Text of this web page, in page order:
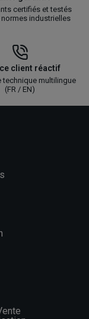
certifiés et testés
industrielles
client réactif
technique multilingue
(FR / EN)